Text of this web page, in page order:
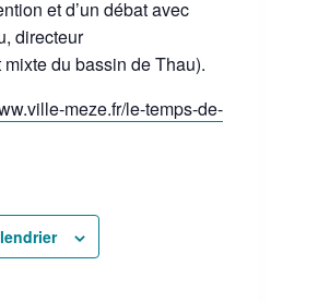
et d’un débat avec
directeur
du bassin de Thau).
meze.fr/le-temps-de-